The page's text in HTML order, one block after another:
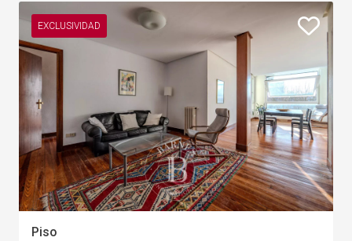
EXCLUSIVIDAD
Piso